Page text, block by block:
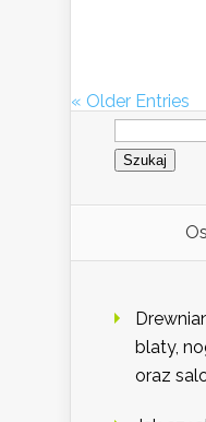
« Older Entries
Szukaj:
blaty,
oraz